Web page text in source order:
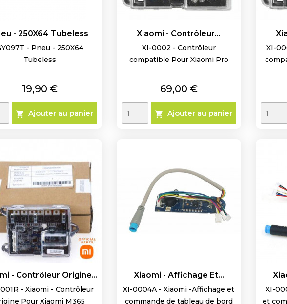
- 250X64 Tubeless
- Pneu - 250X64
Tubeless
Prix
19,90 €
 Ajouter au panier
Xiaomi - Contrôleur...
XI-0002 - Contrôleur
compatible Pour Xiaomi Pro
Prix
69,00 €
 Ajouter au panier
XI-
- Contrôleur Origine...
- Xiaomi - Contrôleur
Pour Xiaomi M365
Xiaomi - Affichage Et...
XI-0004A - Xiaomi -Affichage et
commande de tableau de bord
XI-
et